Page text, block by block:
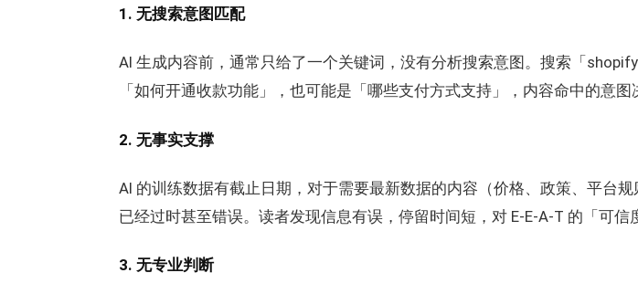
1. 无搜索意图匹配
AI 生成内容前，通常只给了一个关键词，没有分析搜索意图。搜索「
「如何开通收款功能」，也可能是「哪些支付方式支持」，内容命中的意图
2. 无事实支撑
AI 的训练数据有截止日期，对于需要最新数据的内容（价格、政策、平台
已经过时甚至错误。读者发现信息有误，停留时间短，对 E-E-A-T 的「可信
3. 无专业判断